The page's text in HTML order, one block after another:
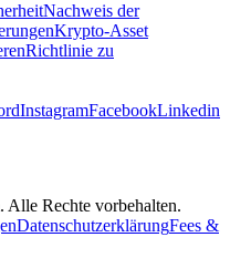
Nachweis der
Krypto-Asset
Richtlinie zu
InstagramFacebookLinkedin
Rechte vorbehalten.
DatenschutzerklärungFees &